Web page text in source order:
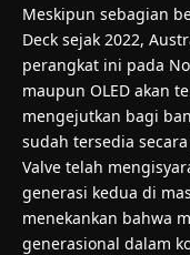
Meskipun sebagian
Deck sejak 2022,
perangkat ini pada
maupun OLED akan
mengejutkan bagi
sudah tersedia
Valve telah
generasi kedua di
menekankan bahwa
generasional dalam